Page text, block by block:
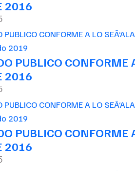
2016
2019
PUBLICO CONFORME
2016
2019
PUBLICO CONFORME
2016